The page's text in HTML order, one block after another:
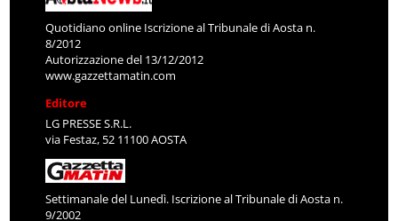
Quotidiano online Iscrizione al Tribunale di Aosta n.
8/2012
Autorizzazione del 13/12/2012
www.gazzettamatin.com
Editore
LG PRESSE S.R.L.
via Festaz, 52 11100 AOSTA
Settimanale del Lunedì. Iscrizione al Tribunale di Aosta n.
9/2002